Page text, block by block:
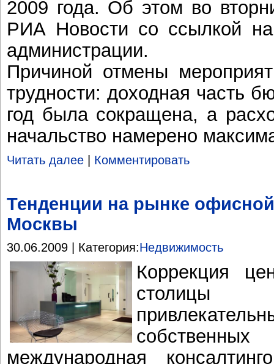
2009 года. Об этом во
РИА Новости со ссылкой на
администрации.
Причиной отмены
трудности: доходная часть
год была сокращена, а
начальство намерено
Читать далее | Комментировать
Тенденции на рынке
Москвы
30.06.2009 | Категория:Недвижимость
Коррекция
столицы
международная